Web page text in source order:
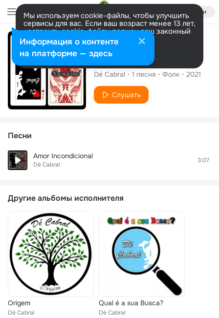
Войти
Мы используем cookie-файлы, чтобы улучшить
сервисы для вас. Если ваш возраст менее 13 лет,
настроить cookie-файлы должен ваш законный
представитель. Больше информации
Разрешить все Настроить
Сингл
Amor Incondicional
Dé Cabral 1 песня Фолк 2021
Слушать
Песни
Amor Incondicional
Dé Cabral
3:07
Другие альбомы исполнителя
Origem
Dé Cabral
Qual é a sua Busca?
Dé Cabral
Информация о контенте
на платформе — здесь